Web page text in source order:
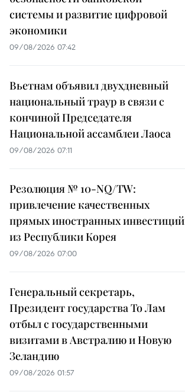
системы и развитие цифровой
экономики
09/08/2026 07:42
Вьетнам объявил двухдневный
национальный траур в связи с
кончиной Председателя
Национальной ассамблеи Лаоса
09/08/2026 07:11
Резолюция № 10-NQ/TW:
привлечение качественных
прямых иностранных инвестиций
из Республики Корея
09/08/2026 07:00
Генеральный секретарь,
Президент государства То Лам
отбыл с государственными
визитами в Австралию и Новую
Зеландию
09/08/2026 01:57